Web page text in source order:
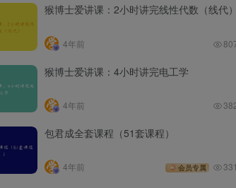
猴博士爱讲课：2小时讲完线性代数（线代
4年前
猴博士爱讲课：4小时讲完电工学
4年前
包君成全套课程（51套课程）
4年前 会员专属